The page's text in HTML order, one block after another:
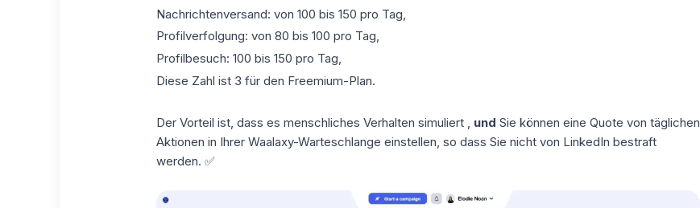
Nachrichtenversand: von 100 bis 150 pro Tag,
Profilverfolgung: von 80 bis 100 pro Tag,
Profilbesuch: 100 bis 150 pro Tag,
Diese Zahl ist 3 für den Freemium-Plan.
Der Vorteil ist, dass es menschliches Verhalten simuliert und Sie können eine Quote von täglichen
Aktionen in Ihrer Waalaxy-Warteschlange einstellen, so dass Sie nicht von LinkedIn bestraft
werden. ✅